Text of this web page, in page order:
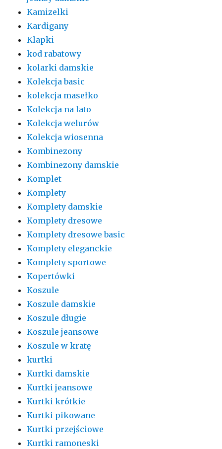
Kamizelki
Kardigany
Klapki
kod rabatowy
kolarki damskie
Kolekcja basic
kolekcja masełko
Kolekcja na lato
Kolekcja welurów
Kolekcja wiosenna
Kombinezony
Kombinezony damskie
Komplet
Komplety
Komplety damskie
Komplety dresowe
Komplety dresowe basic
Komplety eleganckie
Komplety sportowe
Kopertówki
Koszule
Koszule damskie
Koszule długie
Koszule jeansowe
Koszule w kratę
kurtki
Kurtki damskie
Kurtki jeansowe
Kurtki krótkie
Kurtki pikowane
Kurtki przejściowe
Kurtki ramoneski